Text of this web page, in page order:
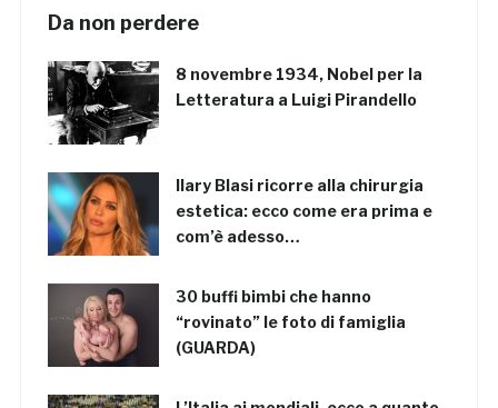
Da non perdere
8 novembre 1934, Nobel per la
Letteratura a Luigi Pirandello
Ilary Blasi ricorre alla chirurgia
estetica: ecco come era prima e
com’è adesso…
30 buffi bimbi che hanno
“rovinato” le foto di famiglia
(GUARDA)